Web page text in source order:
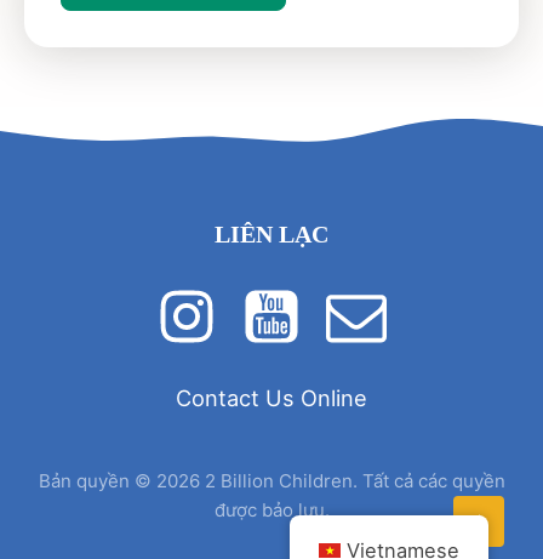
LIÊN LẠC
Contact Us Online
Bản quyền © 2026 2 Billion Children. Tất cả các quyền
được bảo lưu.
Vietnamese